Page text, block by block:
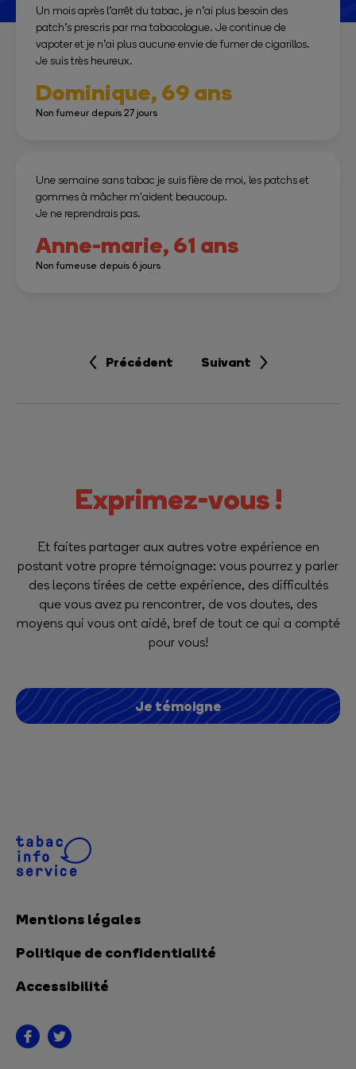
tabac, et une infirmière tabacologue qui habite ma ville.
Conclusion :
En 24 heures sans tabac, j'avais 0 de monoxyde de
carbone dans le corps (on m'a fait souffler dans un
de mes nouveaux poumons (c'est normal parce que les
poumons se refont automatiquement.
presque plus essoufflé et je n'ai plus de nausées le matin.
JE RENAIS !!!!!!
Un mois après l’arrêt du tabac, je n’ai plus besoin des
patch’s prescris par ma tabacologue. Je continue de
vapoter et je n’ai plus aucune envie de fumer de cigarillos.
Je suis très heureux.
Dominique,69 ans
Non fumeur depuis 27 jours
Une semaine sans tabac je suis fière de moi, les patchs et
gommes à mâcher m'aident beaucoup.
Je ne reprendrais pas.
Anne-marie,61 ans
Non fumeuse depuis 6 jours
Précédent Suivant
Exprimez-vous !
Et faites partager aux autres votre expérience en
postant votre propre témoignage: vous pourrez y parler
des leçons tirées de cette expérience, des difficultés
que vous avez pu rencontrer, de vos doutes, des
moyens qui vous ont aidé, bref de tout ce qui a compté
pour vous!
Je témoigne
Mentions légales
Politique de confidentialité
Accessibilité